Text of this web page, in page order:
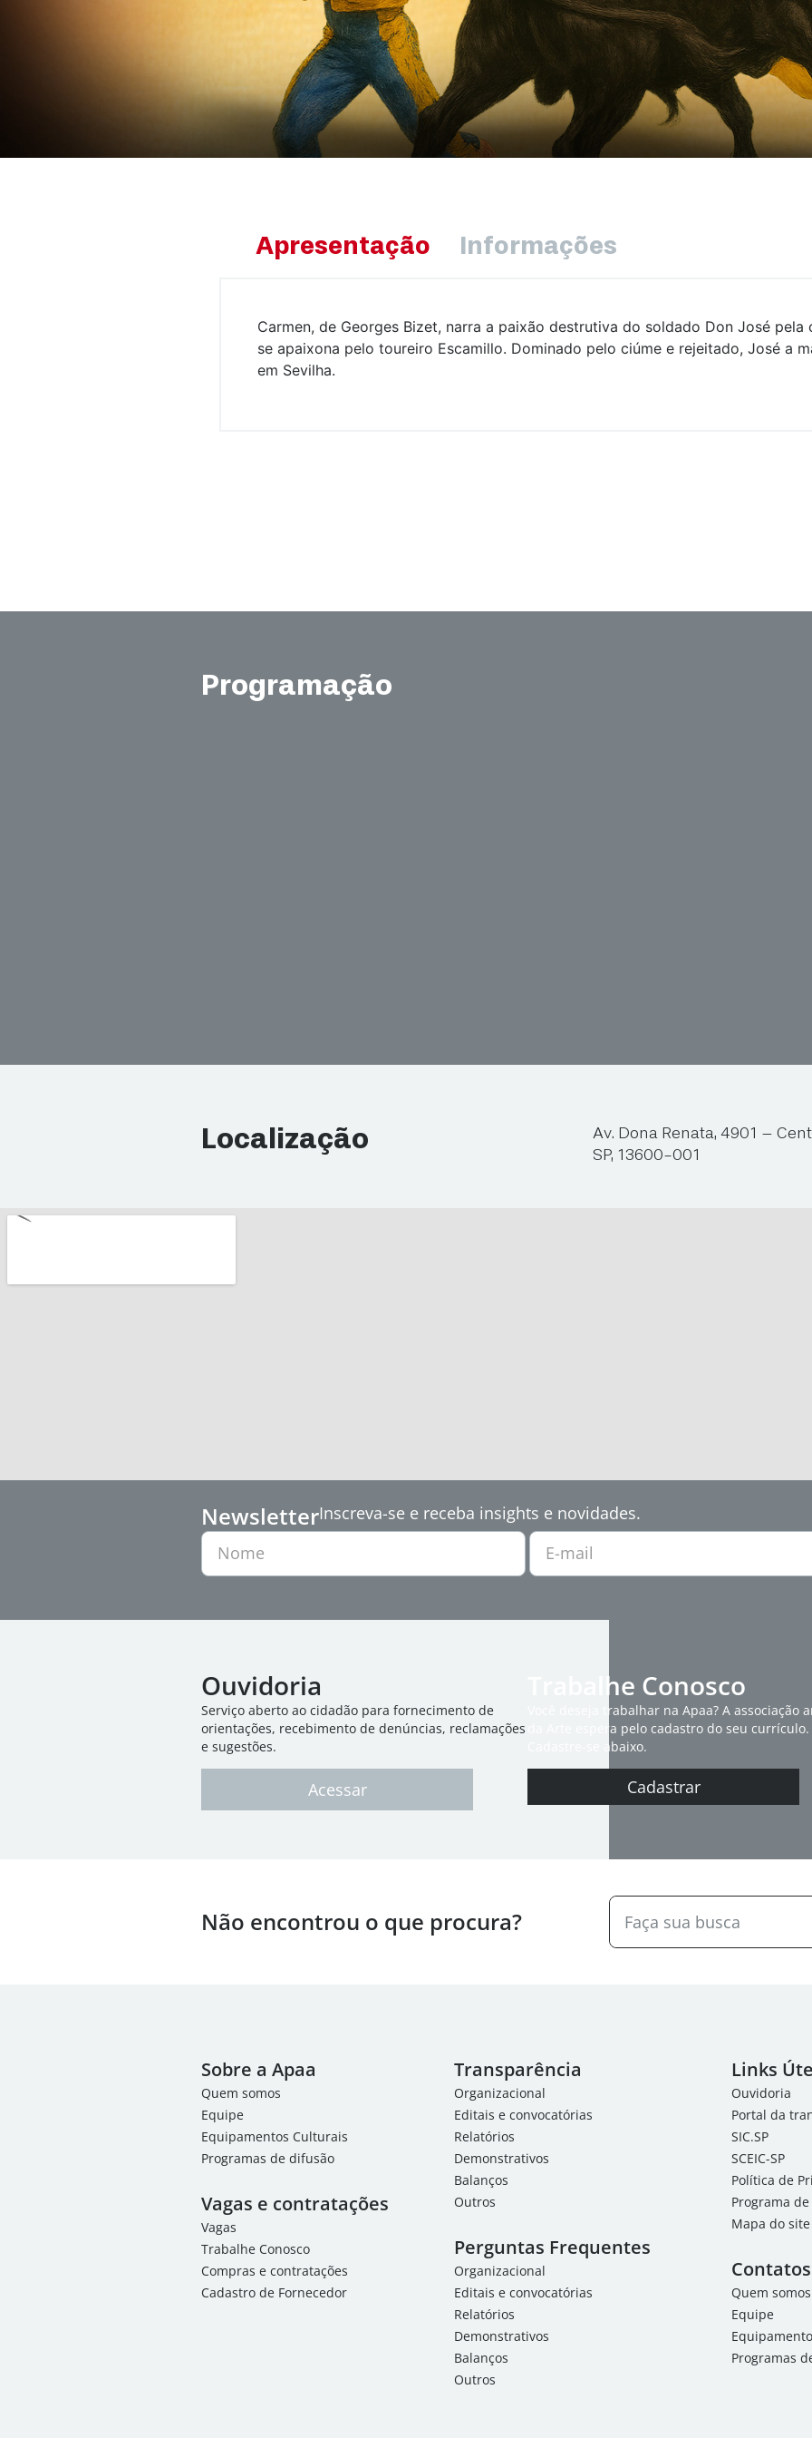
Apresentação Informações
Carmen, de Georges Bizet, narra a paixão destrutiva do soldado Don José pela
se apaixona pelo toureiro Escamillo. Dominado pelo ciúme e rejeitado, José a
em Sevilha.
Programação
Localização
Av. Dona Renata, 4901 –
SP, 13600-001
NewsletterInscreva-se e receba insights e novidades.
Nome
E-mail
Ouvidoria
Serviço aberto ao cidadão para fornecimento de
orientações, recebimento de denúncias, reclamações
e sugestões.
Acessar
Trabalhe Conosco
Você deseja trabalhar na Apaa? A associação
da Arte espera pelo cadastro do seu currículo.
Cadastre-se abaixo.
Cadastrar
Não encontrou o que procura?
Sobre a Apaa
Quem somos
Equipe
Equipamentos Culturais
Programas de difusão
Vagas e contratações
Vagas
Trabalhe Conosco
Compras e contratações
Cadastro de Fornecedor
Transparência
Organizacional
Editais e convocatórias
Relatórios
Demonstrativos
Balanços
Outros
Perguntas Frequentes
Organizacional
Editais e convocatórias
Relatórios
Demonstrativos
Balanços
Outros
Links
Ouvidoria
Portal da
SIC.SP
SCEIC-SP
Política de
Programa
Mapa do site
Contatos
Quem somos
Equipe
Programas